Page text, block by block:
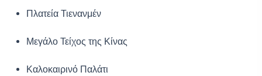
Πλατεία Τιενανμέν
Μεγάλο Τείχος της Κίνας
Καλοκαιρινό Παλάτι